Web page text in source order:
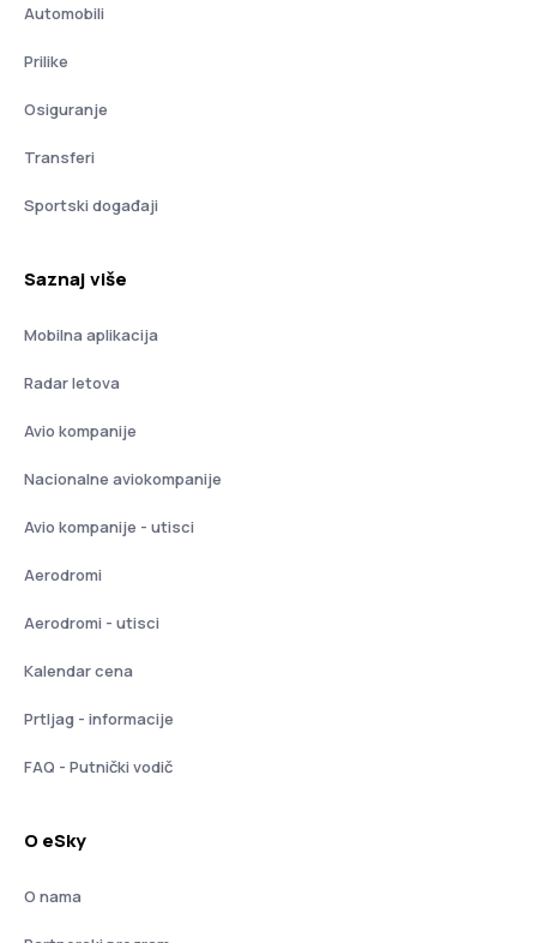
Automobili
Prilike
Osiguranje
Transferi
Sportski događaji
Saznaj više
Mobilna aplikacija
Radar letova
Avio kompanije
Nacionalne aviokompanije
Avio kompanije - utisci
Aerodromi
Aerodromi - utisci
Kalendar cena
Prtljag - informacije
FAQ - Putnički vodič
O eSky
O nama